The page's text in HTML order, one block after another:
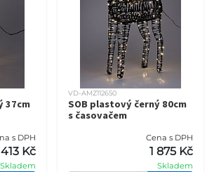
37cm
s DPH
413 Kč
Skladem
VD-AMZ112650
SOB plastový černý 80cm
s časovačem
Cena s DPH
1 875 Kč
Skladem